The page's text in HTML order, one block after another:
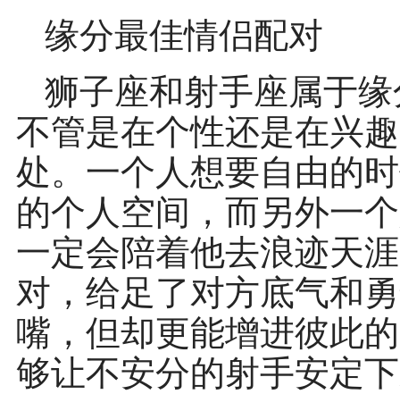
缘分最佳情侣配对
狮子座和射手座属于
不管是在个性还是在兴
处。一个人想要自由的
的个人空间，而另外一
一定会陪着他去浪迹天
对，给足了对方底气和
嘴，但却更能增进彼此
够让不安分的射手安定